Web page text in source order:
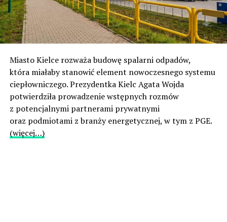
Miasto Kielce rozważa budowę spalarni odpadów,
która miałaby stanowić element nowoczesnego systemu
ciepłowniczego. Prezydentka Kielc Agata Wojda
potwierdziła prowadzenie wstępnych rozmów
z potencjalnymi partnerami prywatnymi
oraz podmiotami z branży energetycznej, w tym z PGE.
(więcej…)